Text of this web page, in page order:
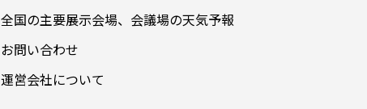
全国の主要展示会場、会議場の天気予報
お問い合わせ
運営会社について